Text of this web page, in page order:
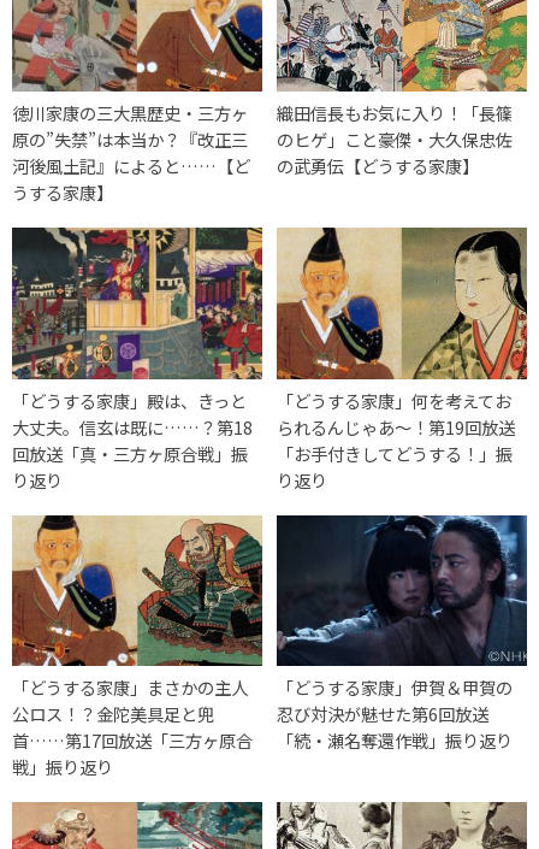
徳川家康の三大黒歴史・三方ヶ
原の”失禁”は本当か？『改正三
河後風土記』によると……【ど
うする家康】
織田信長もお気に入り！「長篠
のヒゲ」こと豪傑・大久保忠佐
の武勇伝【どうする家康】
「どうする家康」殿は、きっと
大丈夫。信玄は既に……？第18
回放送「真・三方ヶ原合戦」振
り返り
「どうする家康」何を考えてお
られるんじゃあ～！第19回放送
「お手付きしてどうする！」振
り返り
「どうする家康」まさかの主人
公ロス！？金陀美具足と兜
首……第17回放送「三方ヶ原合
戦」振り返り
「どうする家康」伊賀＆甲賀の
忍び対決が魅せた第6回放送
「続・瀬名奪還作戦」振り返り